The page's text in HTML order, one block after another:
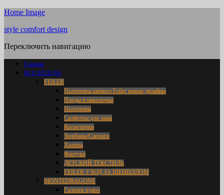
Home Image
style comfort design
Переключить навигацию
Главная
ВСЕ БРЕНДЫ
FEILER
Полотенца шенилл Feiler новые дизайны
Пледы и наволочки
Полотенца
Салфетки для лица
Косметички
Тюрбаны/Саронги
Халаты
Фартуки
ДЕТСКИЙ ТЕКСТИЛЬ
FEILER УХОД ЗА ШЕНИЛЛОМ
MONTEDRAGONE
Галерея кукол